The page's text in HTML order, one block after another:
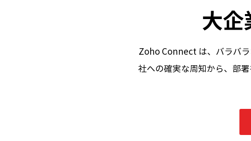
大
Zoho Connect は、バラバ
社への確実な周知から、部